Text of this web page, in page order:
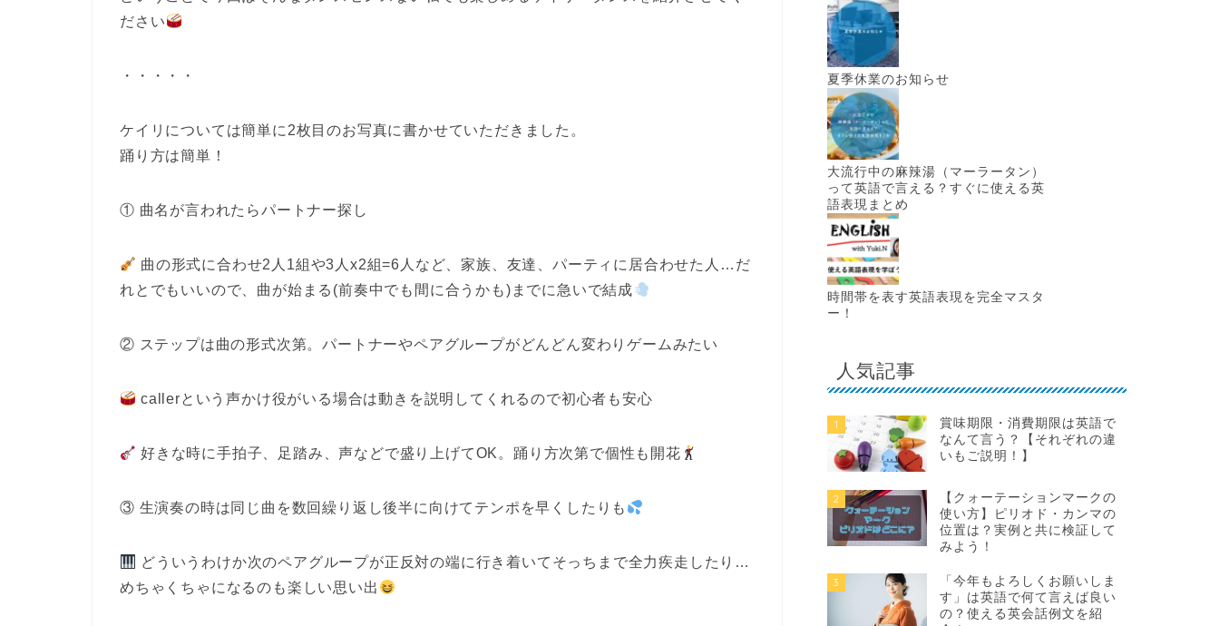
ださい
・・・・・
ケイリについては簡単に2枚目のお写真に書かせていただきました。
踊り方は簡単！
① 曲名が言われたらパートナー探し
曲の形式に合わせ2人1組や3人x2組=6人など、家族、友達、パーティに居合わせた人…だ
れとでもいいので、曲が始まる(前奏中でも間に合うかも)までに急いで結成
② ステップは曲の形式次第。パートナーやペアグループがどんどん変わりゲームみたい
callerという声かけ役がいる場合は動きを説明してくれるので初心者も安心
好きな時に手拍子、足踏み、声などで盛り上げてOK。踊り方次第で個性も開花
③ 生演奏の時は同じ曲を数回繰り返し後半に向けてテンポを早くしたりも
どういうわけか次のペアグループが正反対の端に行き着いてそっちまで全力疾走したり…
めちゃくちゃになるのも楽しい思い出
夏季休業のお知らせ
大流行中の麻辣湯（マーラータン）
って英語で言える？すぐに使える英
語表現まとめ
時間帯を表す英語表現を完全マスタ
ー！
人気記事
1
賞味期限・消費期限は英語で
なんて言う？【それぞれの違
いもご説明！】
2
【クォーテーションマークの
使い方】ピリオド・カンマの
位置は？実例と共に検証して
みよう！
3
「今年もよろしくお願いしま
す」は英語で何て言えば良い
の？使える英会話例文を紹